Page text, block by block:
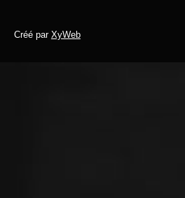
Festival 2017
Créé par XyWeb